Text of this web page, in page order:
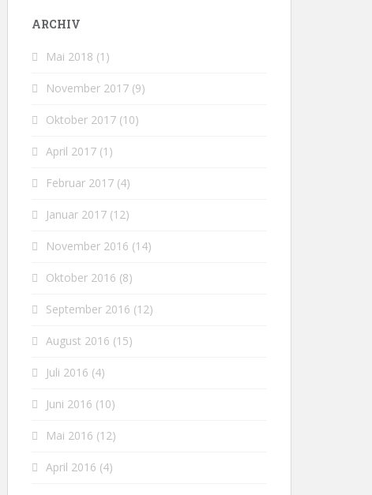
ARCHIV
Mai 2018 (1)
November 2017 (9)
Oktober 2017 (10)
April 2017 (1)
Februar 2017 (4)
Januar 2017 (12)
November 2016 (14)
Oktober 2016 (8)
September 2016 (12)
August 2016 (15)
Juli 2016 (4)
Juni 2016 (10)
Mai 2016 (12)
April 2016 (4)